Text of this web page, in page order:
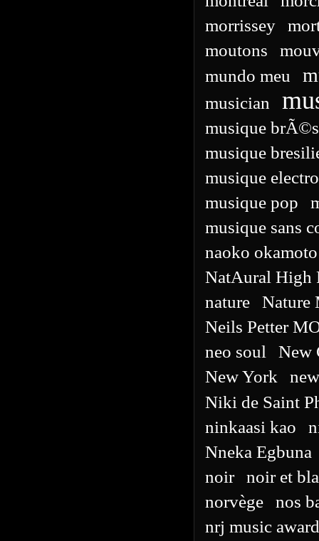
morrissey
moutons
mundo meu
musician
musique
musique
musique
musique pop
musique sans
naoko okamoto
NatAural High
nature
Nature
Neils Petter
neo soul
New
New York
Niki de Saint
ninkaasi kao
Nneka Egbuna
noir
noir et
norvège
nos
nrj music